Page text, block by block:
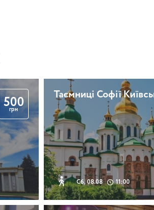
500
грн
Таємниці Софії
Сб, 08.08 11:00